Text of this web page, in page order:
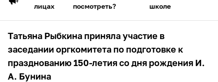
лицах
посмотреть?
школе
Татьяна Рыбкина приняла участие в
заседании оргкомитета по подготовке к
празднованию 150-летия со дня рождения И.
А. Бунина